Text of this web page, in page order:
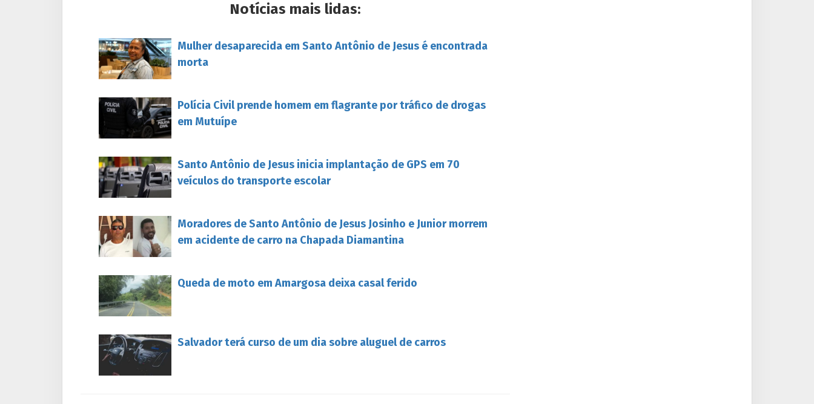
Notícias mais lidas:
Mulher desaparecida em Santo Antônio de Jesus é encontrada
morta
Polícia Civil prende homem em flagrante por tráfico de drogas
em Mutuípe
Santo Antônio de Jesus inicia implantação de GPS em 70
veículos do transporte escolar
Moradores de Santo Antônio de Jesus Josinho e Junior morrem
em acidente de carro na Chapada Diamantina
Queda de moto em Amargosa deixa casal ferido
Salvador terá curso de um dia sobre aluguel de carros